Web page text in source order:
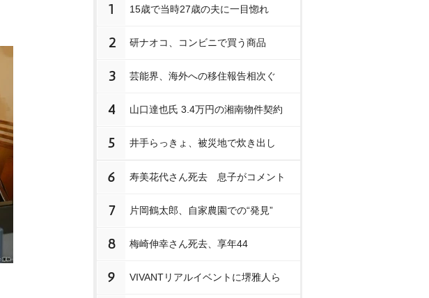
1 15歳で当時27歳の夫に一目惚れ
2 研ナオコ、コンビニで買う商品
3 芸能界、海外への移住報告相次ぐ
4 山口達也氏 3.4万円の湘南物件契約
5 井手らっきょ、被災地で炊き出し
6 寿美花代さん死去 息子がコメント
7 片岡鶴太郎、自家農園での“発見”
8 梅崎伸幸さん死去、享年44
9 VIVANTリアルイベントに堺雅人ら